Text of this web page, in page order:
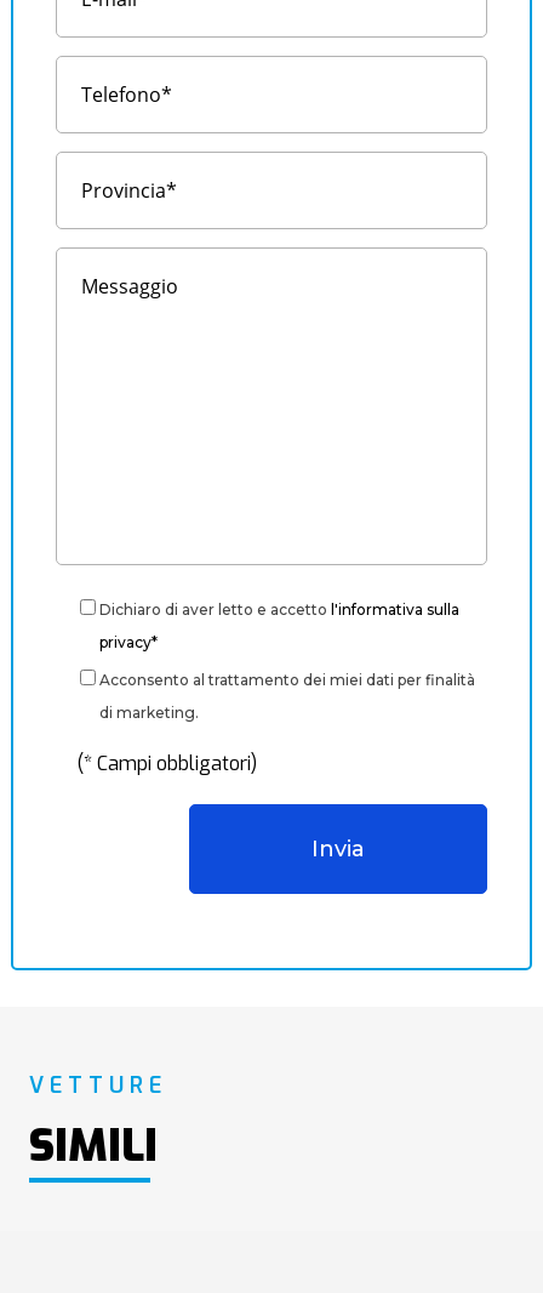
Dichiaro di aver letto e accetto l'informativa sulla
privacy*
Acconsento al trattamento dei miei dati per finalità
di marketing.
(* Campi obbligatori)
VETTURE
SIMILI